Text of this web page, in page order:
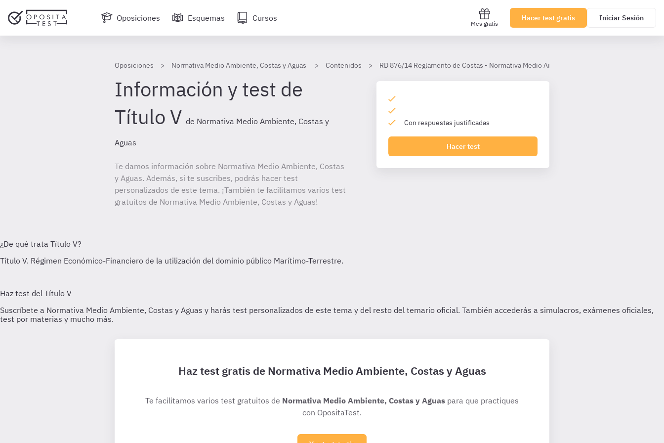
Oposiciones Esquemas Cursos
Mes gratis
Hacer test gratis Iniciar Sesión
Oposiciones Normativa Medio Ambiente, Costas y Aguas Contenidos RD 876/14 Reglamento de Costas - Normativa Medio Ambiente, Costas y Aguas
Información y test de
Título V de Normativa Medio Ambiente, Costas y
Aguas
Te damos información sobre Normativa Medio Ambiente, Costas
y Aguas. Además, si te suscribes, podrás hacer test
personalizados de este tema. ¡También te facilitamos varios test
gratuitos de Normativa Medio Ambiente, Costas y Aguas!
Con respuestas justificadas
Hacer test
Haz test gratis de Normativa Medio Ambiente, Costas y Aguas
Te facilitamos varios test gratuitos de Normativa Medio Ambiente, Costas y Aguas para que practiques
con OpositaTest.